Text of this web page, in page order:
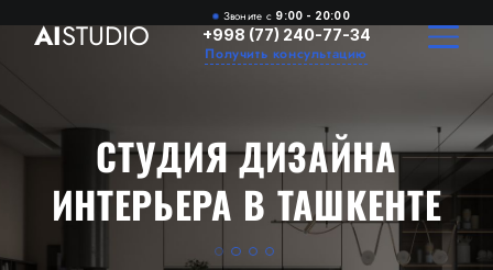
AISTUDIO
Звоните с 9:00 - 20:00
+998 (77) 240-77-34
Получить консультацию
СТУДИЯ ДИЗАЙНА
ИНТЕРЬЕРА В ТАШКЕНТЕ